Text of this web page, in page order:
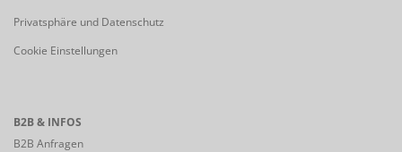
Privatsphäre und Datenschutz
Cookie Einstellungen
B2B & INFOS
B2B Anfragen